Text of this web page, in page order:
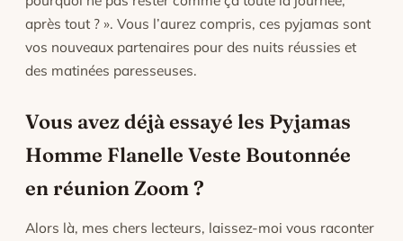
après tout ? ». Vous l’aurez compris, ces pyjamas sont
vos nouveaux partenaires pour des nuits réussies et
des matinées paresseuses.
Vous avez déjà essayé les Pyjamas
Homme Flanelle Veste Boutonnée
en réunion Zoom ?
Alors là, mes chers lecteurs, laissez-moi vous raconter